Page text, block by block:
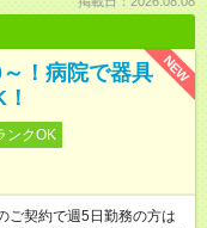
NEW
！病院で器具
ンクOK
契約で週5日勤務の方は